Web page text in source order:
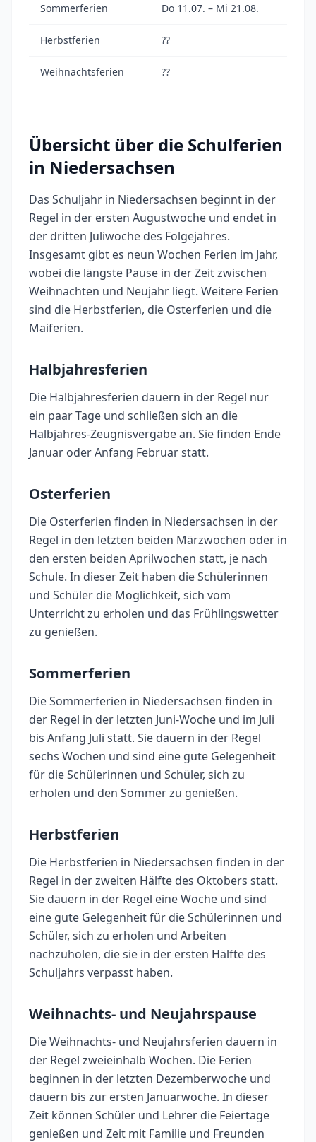
Sommerferien Do 11.07. – Mi 21.08.
Herbstferien ??
Weihnachtsferien ??
Übersicht über die Schulferien
in Niedersachsen
Das Schuljahr in Niedersachsen beginnt in der
Regel in der ersten Augustwoche und endet in
der dritten Juliwoche des Folgejahres.
Insgesamt gibt es neun Wochen Ferien im Jahr,
wobei die längste Pause in der Zeit zwischen
Weihnachten und Neujahr liegt. Weitere Ferien
sind die Herbstferien, die Osterferien und die
Maiferien.
Halbjahresferien
Die Halbjahresferien dauern in der Regel nur
ein paar Tage und schließen sich an die
Halbjahres-Zeugnisvergabe an. Sie finden Ende
Januar oder Anfang Februar statt.
Osterferien
Die Osterferien finden in Niedersachsen in der
Regel in den letzten beiden Märzwochen oder in
den ersten beiden Aprilwochen statt, je nach
Schule. In dieser Zeit haben die Schülerinnen
und Schüler die Möglichkeit, sich vom
Unterricht zu erholen und das Frühlingswetter
zu genießen.
Sommerferien
Die Sommerferien in Niedersachsen finden in
der Regel in der letzten Juni-Woche und im Juli
bis Anfang Juli statt. Sie dauern in der Regel
sechs Wochen und sind eine gute Gelegenheit
für die Schülerinnen und Schüler, sich zu
erholen und den Sommer zu genießen.
Herbstferien
Die Herbstferien in Niedersachsen finden in der
Regel in der zweiten Hälfte des Oktobers statt.
Sie dauern in der Regel eine Woche und sind
eine gute Gelegenheit für die Schülerinnen und
Schüler, sich zu erholen und Arbeiten
nachzuholen, die sie in der ersten Hälfte des
Schuljahrs verpasst haben.
Weihnachts- und Neujahrspause
Die Weihnachts- und Neujahrsferien dauern in
der Regel zweieinhalb Wochen. Die Ferien
beginnen in der letzten Dezemberwoche und
dauern bis zur ersten Januarwoche. In dieser
Zeit können Schüler und Lehrer die Feiertage
genießen und Zeit mit Familie und Freunden